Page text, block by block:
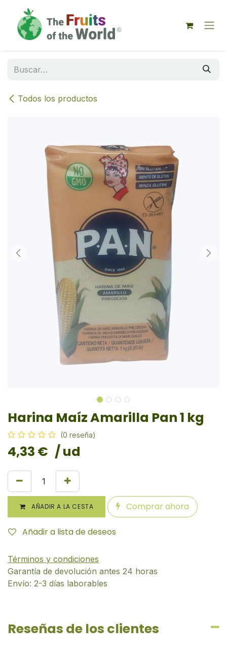
Todos los productos
Harina Maíz Amarilla Pan 1 kg
(0 reseña)
4,33 € / ud
AÑADIR A LA CESTA Comprar ahora
Añadir a lista de deseos
Términos y condiciones
Garantía de devolución antes 24 horas
Envío: 2-3 días laborables
Reseñas de los clientes